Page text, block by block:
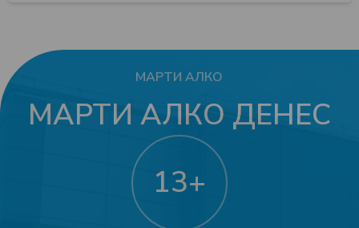
МАРТИ АЛКО
МАРТИ АЛКО ДЕНЕС
13+